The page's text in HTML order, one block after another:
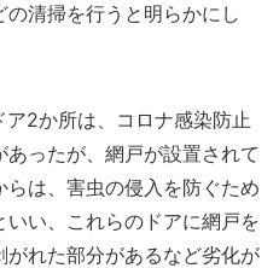
清掃を行うと明らかにし
2か所は、コロナ感染防止
ったが、網戸が設置されて
は、害虫の侵入を防ぐため
い、これらのドアに網戸を
れた部分があるなど劣化が